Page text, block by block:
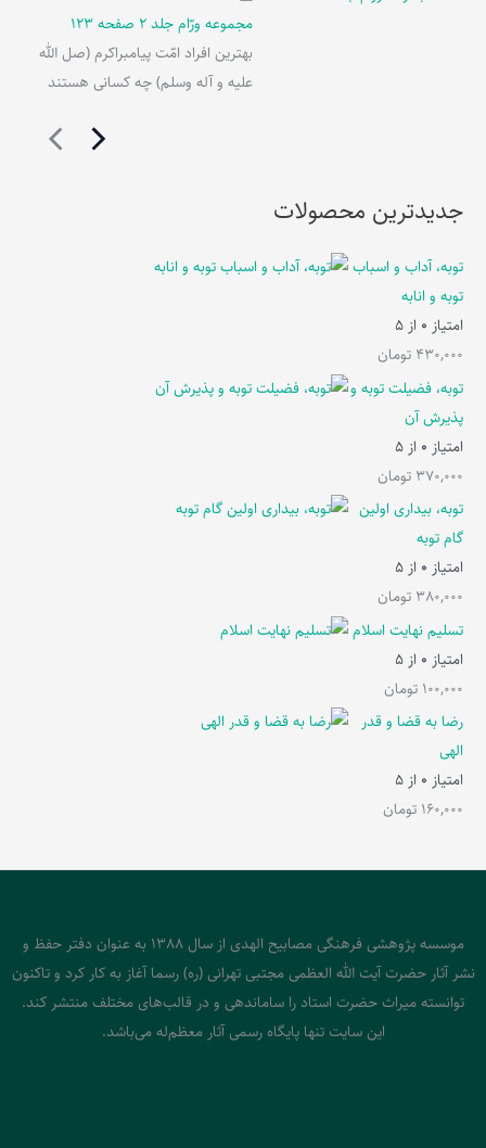
مجموعه ورّام جلد 2 صفحه 123
بهترین افراد امّت پیامبراکرم (صل الله
علیه و آله وسلم) چه کسانی هستند
جدیدترین محصولات
توبه، آداب و اسباب
توبه و انابه
امتیاز 0 از 5
430,000 تومان
توبه، فضیلت توبه و
پذیرش آن
امتیاز 0 از 5
370,000 تومان
توبه، بیداری اولین
گام توبه
امتیاز 0 از 5
380,000 تومان
تسلیم نهایت اسلام
امتیاز 0 از 5
100,000 تومان
رضا به قضا و قدر
الهی
امتیاز 0 از 5
160,000 تومان
موسسه پژوهشی فرهنگی مصابیح الهدی از سال 1388 به عنوان دفتر حفظ و
نشر آثار حضرت آیت الله العظمی مجتبی تهرانی (ره) رسما آغاز به کار کرد و تاکنون
توانسته میراث حضرت استاد را ساماندهی و در قالب‌های مختلف منتشر کند.
این سایت تنها پایگاه رسمی آثار معظم‌له می‌باشد.